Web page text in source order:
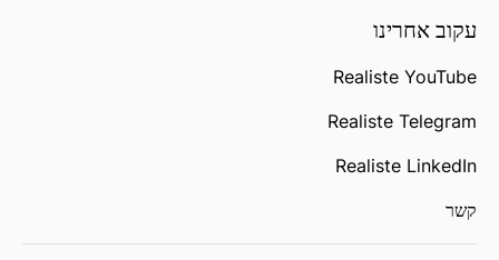
עקוב אחרינו
Realiste YouTube
Realiste Telegram
Realiste LinkedIn
קשר